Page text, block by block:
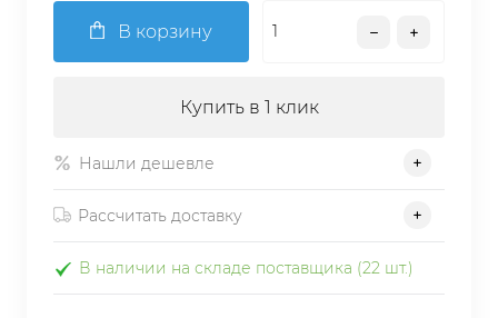
В корзину
Купить в 1 клик
Нашли дешевле
Рассчитать доставку
В наличии на складе поставщика (22 шт.)